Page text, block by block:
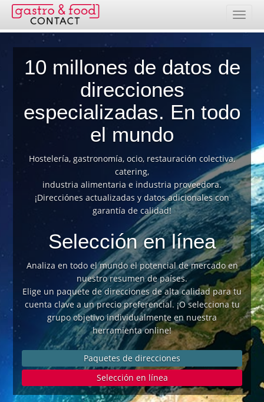
Banco de datos
Resumen de países
Paquetes de direcciones
Selección en línea
Precios
Prestaciones
Contacto
Área de clientes
Cambiar de idioma:
Deutsch
American English
British English
Italiano
Español
Français
Português
10 millones de datos de
direcciones
especializadas. En todo
el mundo
Hostelería, gastronomía, ocio, restauración colectiva,
catering,
industria alimentaria e industria proveedora.
¡Direcciónes actualizadas y datos adicionales con
garantía de calidad!
Selección en línea
Analiza en todo el mundo el potencial de mercado en
nuestro resumen de países.
Elige un paquete de direcciones de alta calidad para tu
cuenta clave a un precio preferencial. ¡O selecciona tu
grupo objetivo individualmente en nuestra
herramienta online!
Paquetes de direcciones
Selección en línea